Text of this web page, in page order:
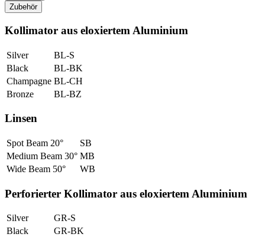
Zubehör
Kollimator aus eloxiertem Aluminium
Silver
BL-S
Black
BL-BK
Champagne BL-CH
Bronze
BL-BZ
Linsen
Spot Beam 20°
SB
Medium Beam 30° MB
Wide Beam 50°
WB
Perforierter Kollimator aus eloxiertem Aluminium
Silver
GR-S
Black
GR-BK